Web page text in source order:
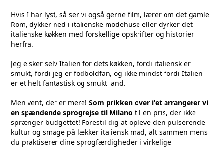
Hvis I har lyst, så ser vi også gerne film, lærer om det gamle
Rom, dykker ned i italienske modehuse eller dyrker det
italienske køkken med forskellige opskrifter og historier
herfra.
Jeg elsker selv Italien for dets køkken, fordi italiensk er
smukt, fordi jeg er fodboldfan, og ikke mindst fordi Italien
er et helt fantastisk og smukt land.
Men vent, der er mere! Som prikken over i'et arrangerer vi
en spændende sprogrejse til Milano til en pris, der ikke
sprænger budgettet! Forestil dig at opleve den pulserende
kultur og smage på lækker italiensk mad, alt sammen mens
du praktiserer dine sprogfærdigheder i virkelige